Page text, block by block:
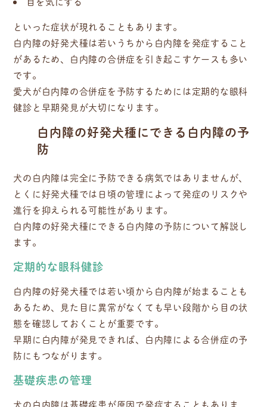
といった症状が現れることもあります。
白内障の好発犬種は若いうちから白内障を発症すること
があるため、白内障の合併症を引き起こすケースも多い
です。
愛犬が白内障の合併症を予防するためには定期的な眼科
健診と早期発見が大切になります。
白内障の好発犬種にできる白内障の予
防
犬の白内障は完全に予防できる病気ではありませんが、
とくに好発犬種では日頃の管理によって発症のリスクや
進行を抑えられる可能性があります。
白内障の好発犬種にできる白内障の予防について解説し
ます。
定期的な眼科健診
白内障の好発犬種では若い頃から白内障が始まることも
あるため、見た目に異常がなくても早い段階から目の状
態を確認しておくことが重要です。
早期に白内障が発見できれば、白内障による合併症の予
防にもつながります。
基礎疾患の管理
犬の白内障は基礎疾患が原因で発症することもありま